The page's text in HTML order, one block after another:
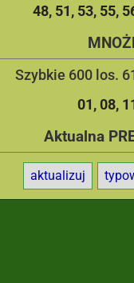
48 51 53 55
Szybkie 600 los.
01 08
Aktualna
aktualizuj